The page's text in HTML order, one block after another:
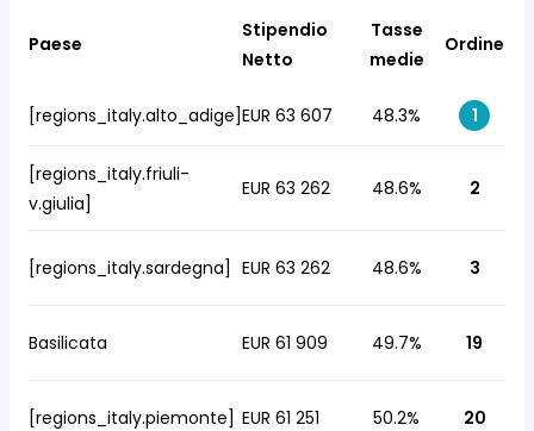
Paese
Stipendio
Netto
Tasse
medie
Ordine
[regions_italy.alto_adige]EUR 63 607 48.3% 1
[regions_italy.friuli-
v.giulia]
EUR 63 262 48.6% 2
[regions_italy.sardegna] EUR 63 262 48.6% 3
Basilicata EUR 61 909 49.7% 19
[regions_italy.piemonte] EUR 61 251 50.2% 20